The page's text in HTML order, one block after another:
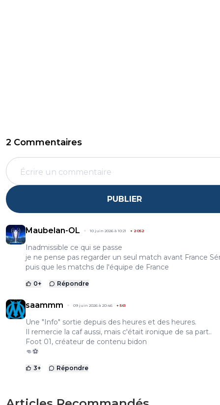
2 Commentaires
PUBLIER
Maubelan-OL 10 juin 2026 à 10:21 + 2052
Inadmissible ce qui se passe
je ne pense pas regarder un seul match avant France
puis que les matchs de l'équipe de France
0+ Répondre
saammm 09 juin 2026 à 20:46 +561
Une "Info" sortie depuis des heures et des heures.
Il remercie la caf aussi, mais c'était ironique de sa part..
Foot 01, créateur de contenu bidon
👊⚽
3+ Répondre